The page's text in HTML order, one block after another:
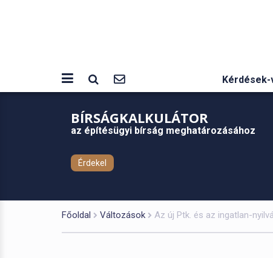
BÍRSÁGKALKULÁTOR
az építésügyi bírság meghatározásához
Érdekel
Főoldal Változások Az új Ptk. és az ingatlan-